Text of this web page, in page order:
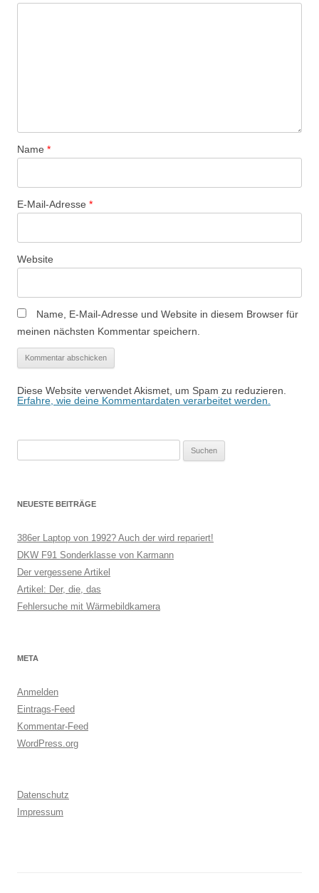
Name *
E-Mail-Adresse *
Website
Name, E-Mail-Adresse und Website in diesem Browser für
meinen nächsten Kommentar speichern.
Diese Website verwendet Akismet, um Spam zu reduzieren.
Erfahre, wie deine Kommentardaten verarbeitet werden.
NEUESTE BEITRÄGE
386er Laptop von 1992? Auch der wird repariert!
DKW F91 Sonderklasse von Karmann
Der vergessene Artikel
Artikel: Der, die, das
Fehlersuche mit Wärmebildkamera
META
Anmelden
Eintrags-Feed
Kommentar-Feed
WordPress.org
Datenschutz
Impressum